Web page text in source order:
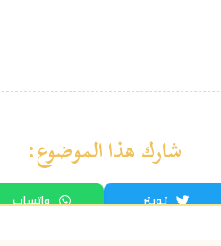
شارك هذا الموضوع:
تويتر واتساب